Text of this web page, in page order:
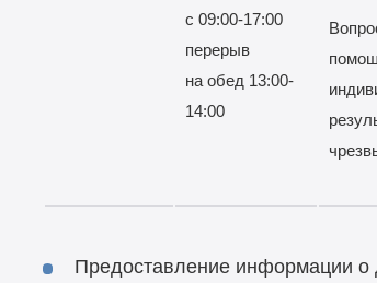
с 09:00-17:00
перерыв
на обед 13:00-
14:00
Предоставление информации о